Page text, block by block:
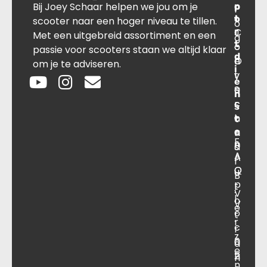
Bij Joey Schaar helpen we jou om je
scooter naar een hoger niveau te tillen.
Met een uitgebreid assortiment en een
passie voor scooters staan we altijd klaar
om je te adviseren.
p
o
r
t
d
i
e
n
s
t
e
n
A
u
t
o
t
r
a
n
l
o
g
O
v
e
r
o
n
s
O
p
l
o
c
a
ti
r
t
C
o
n
t
a
c
t
F
A
Q
V
e
r
z
e
c
t
J
o
e
y
S
c
h
a
a
r
B
.
V
.
0
2